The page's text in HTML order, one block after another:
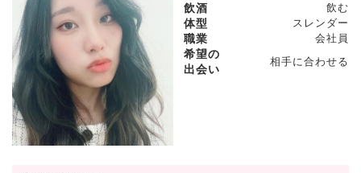
飲酒 飲む
体型 スレンダー
職業 会社員
希望の
出会い
相手に合わせる